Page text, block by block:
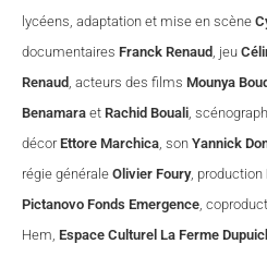
lycéens, adaptation et mise en scène
documentaires Franck Renaud , jeu
Renaud , acteurs des films Mounya
Benamara et Rachid Bouali,
décorEttore Marchica, son Yannick
régie générale Olivier Foury, production
Pictanovo Fonds Emergence,
Hem, Espace Culturel La Ferme